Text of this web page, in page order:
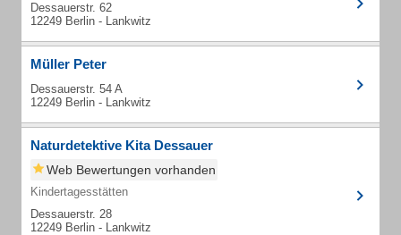
Dessauerstr. 62
12249 Berlin - Lankwitz
Müller Peter
Dessauerstr. 54 A
12249 Berlin - Lankwitz
Naturdetektive Kita Dessauer
Web Bewertungen vorhanden
Kindertagesstätten
Dessauerstr. 28
12249 Berlin - Lankwitz